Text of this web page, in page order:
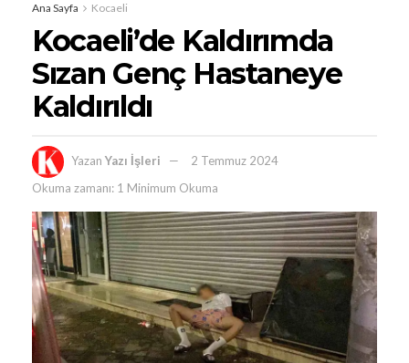
Ana Sayfa Kocaeli
Kocaeli’de Kaldırımda
Sızan Genç Hastaneye
Kaldırıldı
Yazan Yazı İşleri
2 Temmuz 2024
Okuma zamanı: 1 Minimum Okuma